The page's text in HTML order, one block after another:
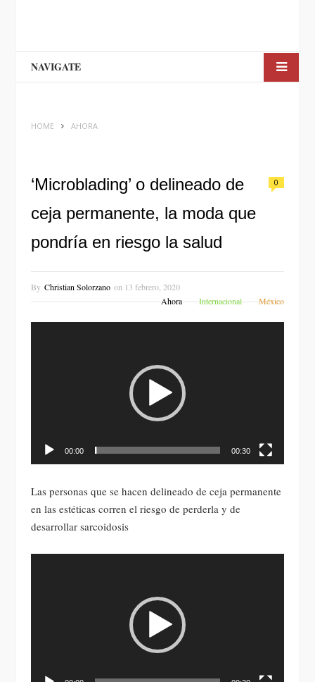
NAVIGATE
HOME AHORA
‘Microblading’ o delineado de
ceja permanente, la moda que
pondría en riesgo la salud
0
By Christian Solorzano on 13 febrero, 2020
Ahora
Internacional México
00:00 00:30
Las personas que se hacen delineado de ceja permanente
en las estéticas corren el riesgo de perderla y de
desarrollar sarcoidosis